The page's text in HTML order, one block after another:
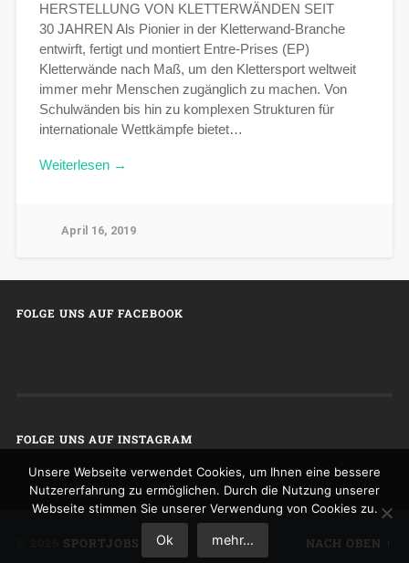
HERSTELLUNG VON KLETTERWÄNDEN SEIT
30 JAHREN Als Pionier in der Kletterwand-Branche
entwirft, fertigt und montiert Entre-Prises (EP)
Kletterwände nach Maß, um den Klettersport weltweit
immer mehr Menschen zugänglich zu machen. Von
Schulwänden bis hin zu komplexen Strukturen für
internationale Wettkämpfe bietet…
Weiterlesen →
April 16, 2019
FOLGE UNS AUF FACEBOOK
FOLGE UNS AUF INSTAGRAM
SPORTJOBS NACH OBEN ↑
Unsere Webseite verwendet Cookies, um Ihnen eine bessere
Nutzererfahrung zu ermöglichen. Durch die Nutzung unserer
Webseite stimmen Sie unserer Verwendung von Cookies zu.
Ok mehr...